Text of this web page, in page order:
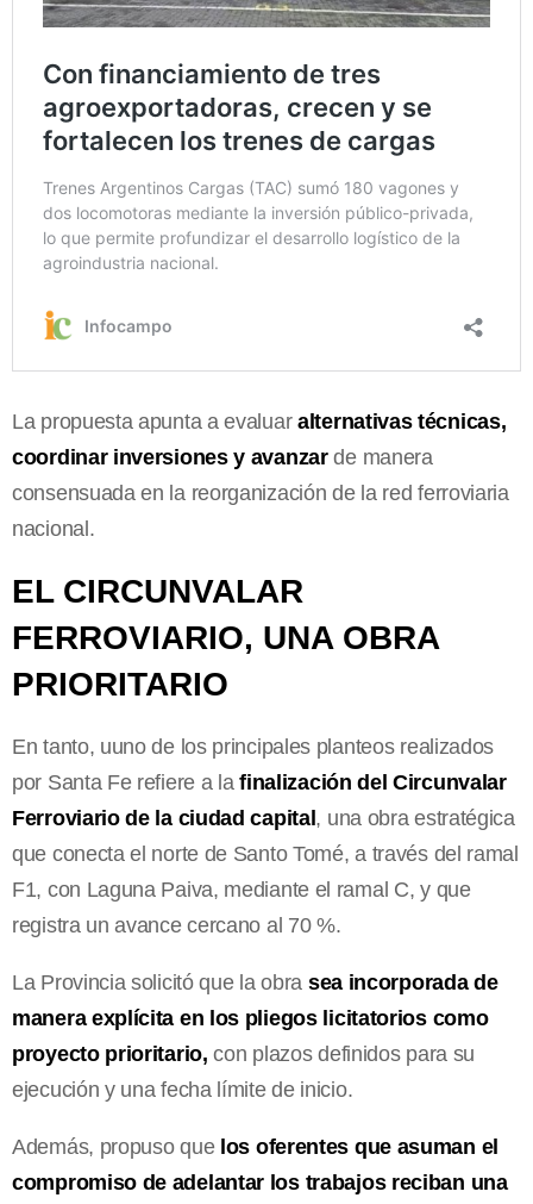
La propuesta apunta a evaluar alternativas técnicas,
coordinar inversiones y avanzarde manera
consensuada en la reorganización de la red ferroviaria
nacional.
EL CIRCUNVALAR
FERROVIARIO, UNA OBRA
PRIORITARIO
En tanto, uuno de los principales planteos realizados
por Santa Fe refiere a la finalización del Circunvalar
Ferroviario de la ciudad capital, una obra estratégica
que conecta el norte de Santo Tomé, a través del ramal
F1, con Laguna Paiva, mediante el ramal C, y que
registra un avance cercano al 70 %.
La Provincia solicitó que la obra sea incorporada de
manera explícita en los pliegos licitatorios como
proyecto prioritario, con plazos definidos para su
ejecución y una fecha límite de inicio.
Además, propuso quelos oferentes que asuman el
compromiso de adelantar los trabajos reciban una